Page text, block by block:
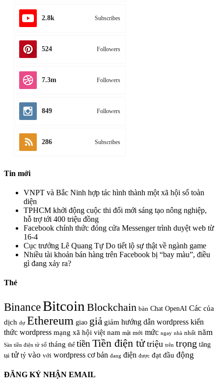
2.8k Subscribes
524 Followers
7.3m Followers
849 Followers
286 Subscribes
Tin mới
VNPT và Bắc Ninh hợp tác hình thành một xã hội số toàn
diện
TPHCM khởi động cuộc thi đổi mới sáng tạo nông nghiệp,
hỗ trợ tới 400 triệu đồng
Facebook chính thức đóng cửa Messenger trình duyệt web từ
16-4
Cục trưởng Lê Quang Tự Do tiết lộ sự thật về ngành game
Nhiều tài khoản bán hàng trên Facebook bị “bay màu”, điều
gì đang xảy ra?
Thẻ
BinanceBitcoin Blockchain bàn Chat OpenAI Các của
dịch dự Ethereum giao giả giảm hướng dẫn wordpress kiến
thức wordpress mạng xã hội việt nam mật mới mức ngay nhà nhất năm
Sàn tiền điện tử số tháng thế tiền Tiền điện tử triệu trên trọng tăng
tại tử tỷ vào với wordpress cơ bản đang điện được đạt đầu động
ĐĂNG KÝ NHẬN EMAIL